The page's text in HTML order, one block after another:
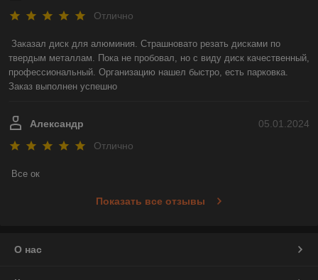
Отлично
Заказал диск для алюминия. Страшновато резать дисками по
твердым металлам. Пока не пробовал, но с виду диск качественный,
профессиональный. Организацию нашел быстро, есть парковка.
Заказ выполнен успешно
05.01.2024
Александр
Отлично
Все ок
Показать все отзывы
О нас